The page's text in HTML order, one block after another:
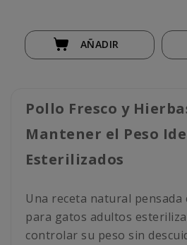
AÑADIR
Pollo Fresco y
Mantener el Peso
Esterilizados
Una receta natural pensada
para gatos adultos
controlar su peso sin